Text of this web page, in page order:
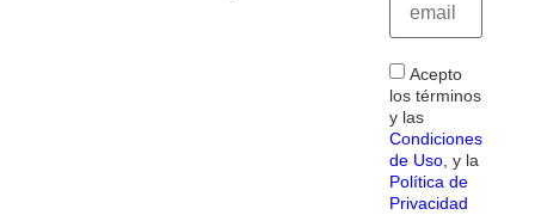
Acepto
los términos
y las
Condiciones
de Uso, y la
Política de
Privacidad